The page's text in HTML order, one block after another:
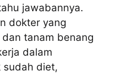
jawabannya.
dokter yang
tanam benang
dalam
sudah diet,